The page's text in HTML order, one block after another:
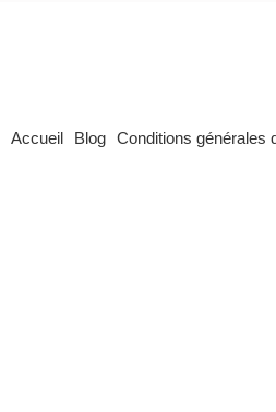
Accueil Blog Conditions générales